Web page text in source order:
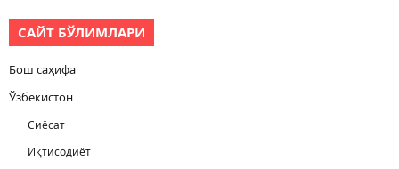
САЙТ БЎЛИМЛАРИ
Бош саҳифа
Ўзбекистон
Сиёсат
Иқтисодиёт